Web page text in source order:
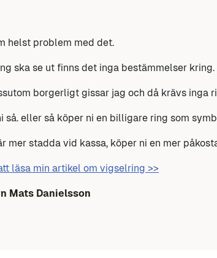
helst problem med det.
ska se ut finns det inga bestämmelser kring.
borgerligt gissar jag och då krävs inga
så. eller så köper ni en billigare ring som
mer stadda vid kassa, köper ni en mer
läsa min artikel om vigselring >>
Mats Danielsson